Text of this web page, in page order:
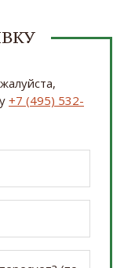
+7 (495) 532-